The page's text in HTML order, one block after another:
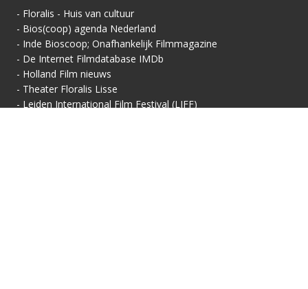
- Floralis - Huis van cultuur
- Bios(coop) agenda Nederland
- Inde Bioscoop; Onafhankelijk Filmmagazine
- De Internet Filmdatabase IMDb
- Holland Film nieuws
- Theater Floralis Lisse
- Leiden International Film Festival (LIFF)